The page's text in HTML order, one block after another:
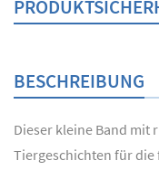
BESCHREIBUNG
Dieser kleine Band mit
Tiergeschichten für